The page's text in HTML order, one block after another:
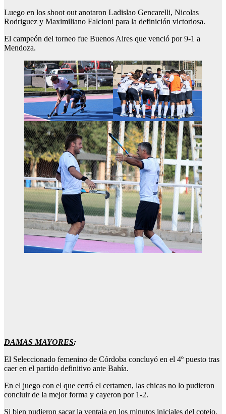
Luego en los shoot out anotaron Ladislao Gencarelli, Nicolas
Rodriguez y Maximiliano Falcioni para la definición victoriosa.
El campeón del torneo fue Buenos Aires que venció por 9-1 a
Mendoza.
DAMAS MAYORES:
El Seleccionado femenino de Córdoba concluyó en el 4º puesto tras
caer en el partido definitivo ante Bahía.
En el juego con el que cerró el certamen, las chicas no lo pudieron
concluir de la mejor forma y cayeron por 1-2.
Si bien pudieron sacar la ventaja en los minutos iniciales del cotejo,